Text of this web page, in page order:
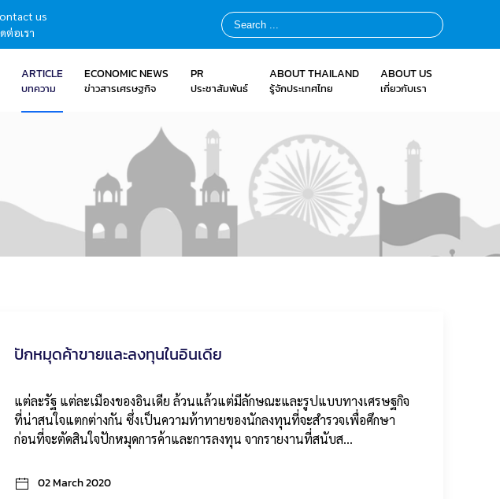
us
ต่อเรา
ARTICLE
บทความ
ECONOMIC NEWS
ข่าวสารเศรษฐกิจ
PR
ประชาสัมพันธ์
ABOUT THAILAND
รู้จักประเทศไทย
ABOUT US
เกี่ยวกับเรา
ปักหมุดค้าขายและลงทุนในอินเดีย
แต่ละรัฐ แต่ละเมืองของอินเดีย ล้วนแล้วแต่มีลักษณะและรูปแบบทางเศรษฐกิจ
ที่น่าสนใจแตกต่างกัน ซึ่งเป็นความท้าทายของนักลงทุนที่จะสำรวจเพื่อศึกษา
ก่อนที่จะตัดสินใจปักหมุดการค้าและการลงทุน จากรายงานที่สนับส…
02 March 2020